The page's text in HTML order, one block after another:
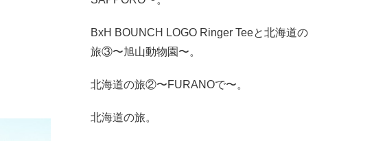
BxH BOUNCH LOGO Ringer Teeと北海道の
旅③〜旭山動物園〜。
北海道の旅②〜FURANOで〜。
北海道の旅。